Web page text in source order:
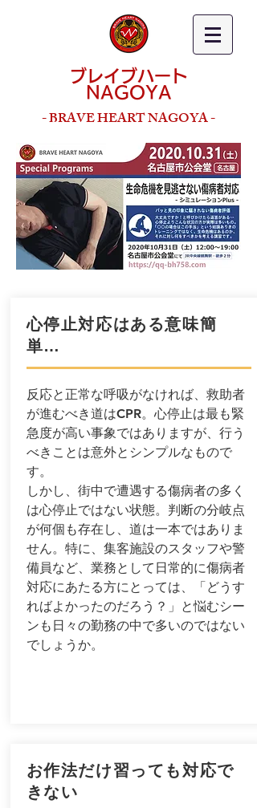
ブレイブハート
NAGOYA
- BRAVE HEART NAGOYA -
心停止対応はある意味簡
単…
反応と正常な呼吸がなければ、救助者
が進むべき道はCPR。心停止は最も緊
急度が高い事象ではありますが、行う
べきことは意外とシンプルなもので
す。
しかし、街中で遭遇する傷病者の多く
は心停止ではない状態。判断の分岐点
が何個も存在し、道は一本ではありま
せん。特に、集客施設のスタッフや警
備員など、業務として日常的に傷病者
対応にあたる方にとっては、「どうす
ればよかったのだろう？」と悩むシー
ンも日々の勤務の中で多いのではない
でしょうか。
お作法だけ習っても対応で
きない